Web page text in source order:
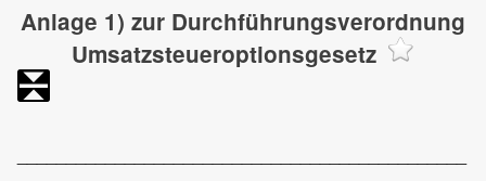
Anlage 1) zur Durchführungsverordnung
Umsatzsteueroptionsgesetz